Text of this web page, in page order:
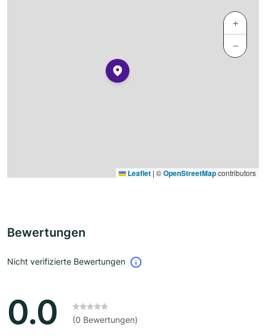
+
−
Leaflet | ©OpenStreetMapcontributors
Bewertungen
Nicht verifizierte Bewertungen
0.0 (0 Bewertungen)